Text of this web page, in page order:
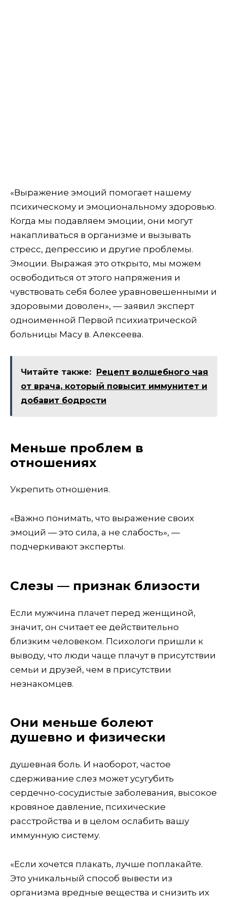
«Выражение эмоций помогает нашему
психическому и эмоциональному здоровью.
Когда мы подавляем эмоции, они могут
накапливаться в организме и вызывать
стресс, депрессию и другие проблемы.
Эмоции. Выражая это открыто, мы можем
освободиться от этого напряжения и
чувствовать себя более уравновешенными и
здоровыми доволен», — заявил эксперт
одноименной Первой психиатрической
больницы Масу в. Алексеева.
Читайте также: Рецепт волшебного чая
от врача, который повысит иммунитет и
добавит бодрости
Меньше проблем в
отношениях
Укрепить отношения.
«Важно понимать, что выражение своих
эмоций — это сила, а не слабость», —
подчеркивают эксперты.
Слезы — признак близости
Если мужчина плачет перед женщиной,
значит, он считает ее действительно
близким человеком. Психологи пришли к
выводу, что люди чаще плачут в присутствии
семьи и друзей, чем в присутствии
незнакомцев.
Они меньше болеют
душевно и физически
душевная боль. И наоборот, частое
сдерживание слез может усугубить
сердечно-сосудистые заболевания, высокое
кровяное давление, психические
расстройства и в целом ослабить вашу
иммунную систему.
«Если хочется плакать, лучше поплакайте.
Это уникальный способ вывести из
организма вредные вещества и снизить их